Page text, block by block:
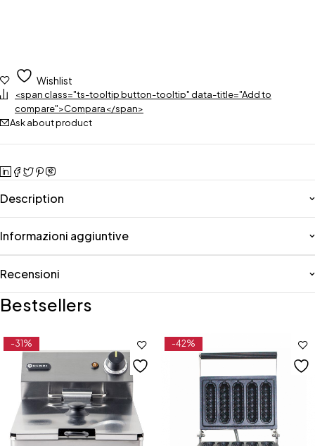
Wishlist
<span class="ts-tooltip button-tooltip" data-title="Add to
compare">Compara</span>
Ask about product
Description
Informazioni aggiuntive
Recensioni
Bestsellers
-31% -42%